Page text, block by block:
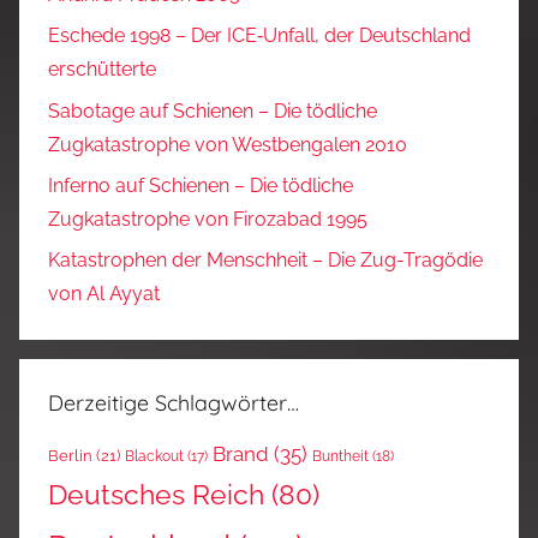
Eschede 1998 – Der ICE‑Unfall, der Deutschland
erschütterte
Sabotage auf Schienen – Die tödliche
Zugkatastrophe von Westbengalen 2010
Inferno auf Schienen – Die tödliche
Zugkatastrophe von Firozabad 1995
Katastrophen der Menschheit – Die Zug-Tragödie
von Al Ayyat
Derzeitige Schlagwörter…
Berlin (21) Blackout (17) Brand (35) Buntheit (18)
Deutsches Reich (80)